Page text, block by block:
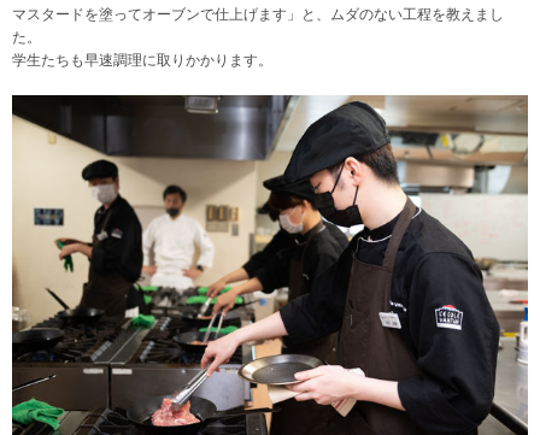
マスタードを塗ってオーブンで仕上げます」と、ムダのない工程を教えまし
た。
学生たちも早速調理に取りかかります。